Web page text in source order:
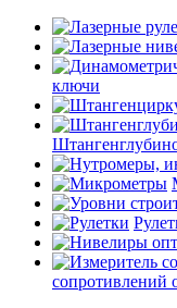
ключи
сопротивлений